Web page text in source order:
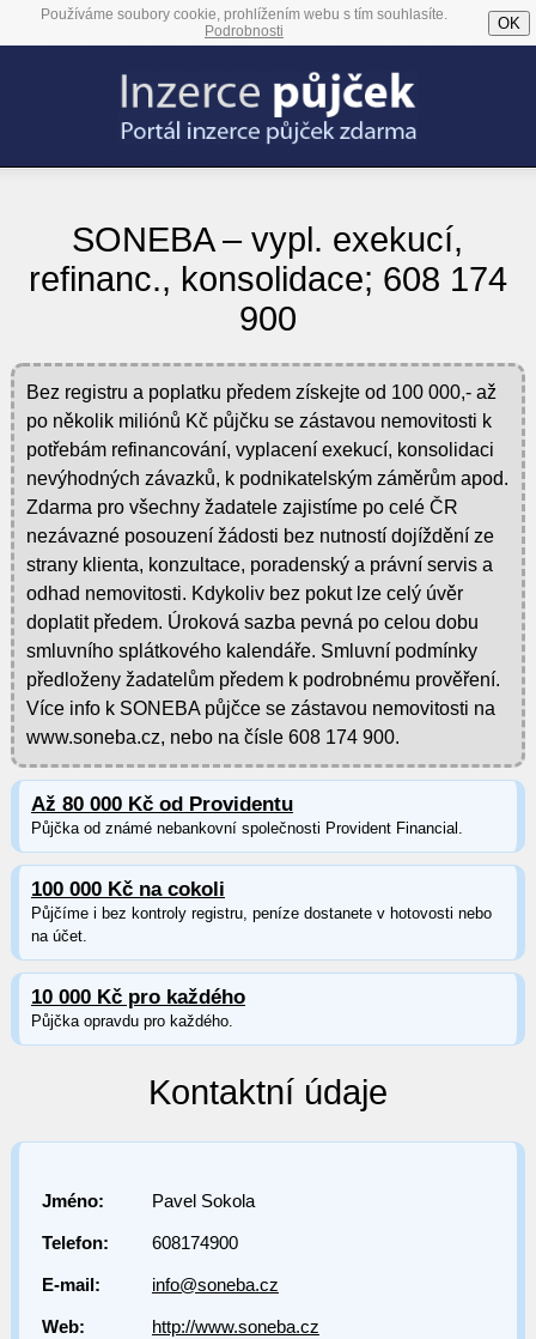
Používáme soubory cookie, prohlížením webu s tím souhlasíte.
Podrobnosti
OK
SONEBA – vypl. exekucí,
refinanc., konsolidace; 608 174
900
Bez registru a poplatku předem získejte od 100 000,- až
po několik miliónů Kč půjčku se zástavou nemovitosti k
potřebám refinancování, vyplacení exekucí, konsolidaci
nevýhodných závazků, k podnikatelským záměrům apod.
Zdarma pro všechny žadatele zajistíme po celé ČR
nezávazné posouzení žádosti bez nutností dojíždění ze
strany klienta, konzultace, poradenský a právní servis a
odhad nemovitosti. Kdykoliv bez pokut lze celý úvěr
doplatit předem. Úroková sazba pevná po celou dobu
smluvního splátkového kalendáře. Smluvní podmínky
předloženy žadatelům předem k podrobnému prověření.
Více info k SONEBA půjčce se zástavou nemovitosti na
www.soneba.cz, nebo na čísle 608 174 900.
Až 80 000 Kč od Providentu
Půjčka od známé nebankovní společnosti Provident Financial.
100 000 Kč na cokoli
Půjčíme i bez kontroly registru, peníze dostanete v hotovosti nebo
na účet.
10 000 Kč pro každého
Půjčka opravdu pro každého.
Kontaktní údaje
Jméno: Pavel Sokola
Telefon: 608174900
E-mail: info@soneba.cz
Web: http://www.soneba.cz